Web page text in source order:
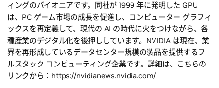
ィングのパイオニアです。同社が 1999 年に発明した GPU
は、PC ゲーム市場の成長を促進し、コンピューター グラフィ
ックスを再定義して、現代の AI の時代に火をつけながら、各
種産業のデジタル化を後押ししています。NVIDIA は現在、業
界を再形成しているデータセンター規模の製品を提供するフ
ルスタック コンピューティング企業です。詳細は、こちらの
リンクから： https://nvidianews.nvidia.com/